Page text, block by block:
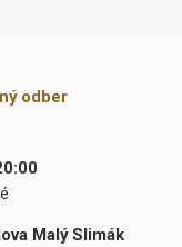
odber
Malý Slimák